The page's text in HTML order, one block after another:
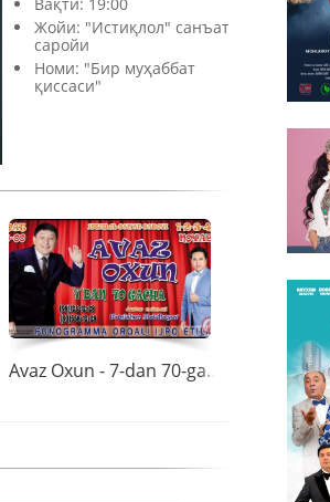
Жойи: "Истиқлол" санъат
саройи
Номи: "Бир муҳаббат
қиссаси"
Avaz Oxun - 7-dan 70-gacha